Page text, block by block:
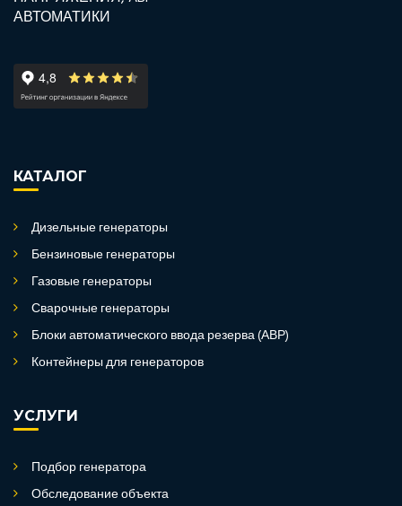
КАТАЛОГ
Дизельные генераторы
Бензиновые генераторы
Газовые генераторы
Сварочные генераторы
Блоки автоматического ввода резерва (АВР)
Контейнеры для генераторов
УСЛУГИ
Подбор генератора
Обследование объекта